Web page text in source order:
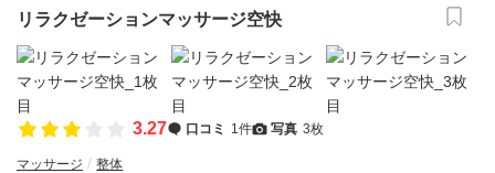
リラクゼーションマッサージ空快
3.27 口コミ 1件 写真 3枚
マッサージ 整体